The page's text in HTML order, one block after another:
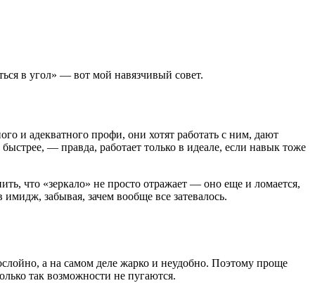
в угол» — вот мой навязчивый совет.
и адекватного профи, они хотят работать с ним, дают
— правда, работает только в идеале, если навык тоже
что «зеркало» не просто отражает — оно еще и ломается,
забывая, зачем вообще все затевалось.
а на самом деле жарко и неудобно. Поэтому проще
так возможности не пугаются.